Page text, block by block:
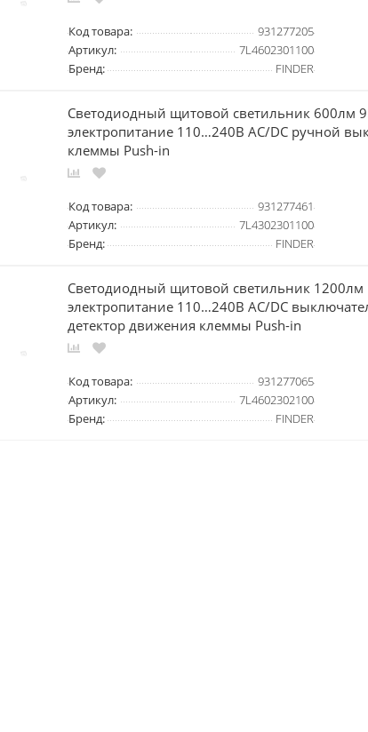
Код товара:
931277205
Артикул:
7L4602301100
Бренд:
FINDER
Светодиодный щитовой светильник 600лм
электропитание 110…240В AC/DC ручной
клеммы Push-in
Код товара:
931277461
Артикул:
7L4302301100
Бренд:
FINDER
Светодиодный щитовой светильник 1200лм
электропитание 110…240В AC/DC
детектор движения клеммы Push-in
Код товара:
931277065
Артикул:
7L4602302100
Бренд:
FINDER